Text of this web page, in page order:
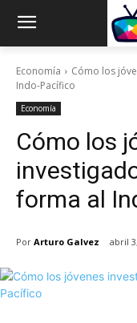
Economía
Cómo los
Indo-Pacífico
Economía
Cómo los
forma al
Por Arturo Galvez abril